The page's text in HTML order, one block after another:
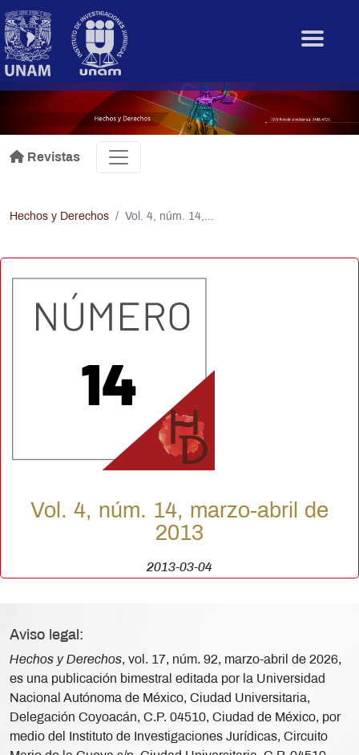
.
Revistas
Hechos y Derechos Vol. 4, núm. 14,...
Vol. 4, núm. 14, marzo-abril de
2013
2013-03-04
Aviso legal:
Hechos y Derechos, vol. 17, núm. 92, marzo-abril de 2026,
es una publicación bimestral editada por la Universidad
Nacional Autónoma de México, Ciudad Universitaria,
Delegación Coyoacán, C.P. 04510, Ciudad de México, por
medio del Instituto de Investigaciones Jurídicas, Circuito